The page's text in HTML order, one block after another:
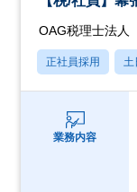
OAG税理士法人
正社員採用 土
業務内容